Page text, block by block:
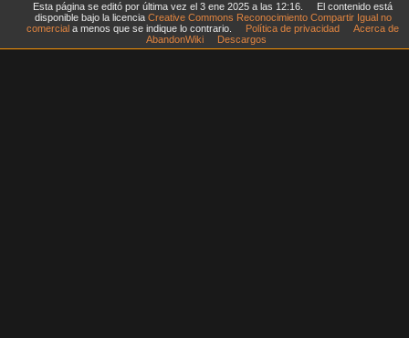
Esta página se editó por última vez el 3 ene 2025 a las 12:16.
El contenido está
disponible bajo la licencia Creative Commons Reconocimiento Compartir Igual no
comercial a menos que se indique lo contrario. Política de privacidad
Acerca de
AbandonWiki
Descargos